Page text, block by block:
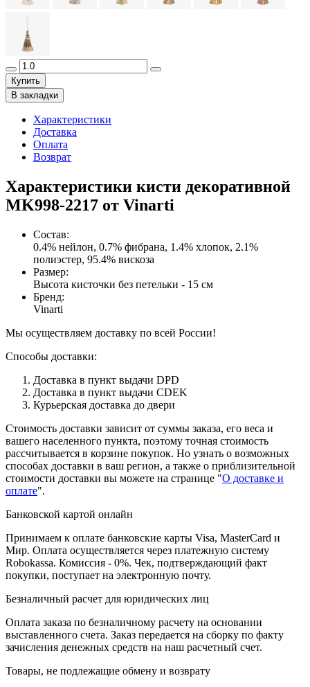
Купить
В закладки
Характеристики
Доставка
Оплата
Возврат
Характеристики кисти декоративной
MK998-2217 от Vinarti
Состав:
0.4% нейлон, 0.7% фибрана, 1.4% хлопок, 2.1%
полиэстер, 95.4% вискоза
Размер:
Высота кисточки без петельки - 15 см
Бренд:
Vinarti
Мы осуществляем доставку по всей России!
Способы доставки:
Доставка в пункт выдачи DPD
Доставка в пункт выдачи CDEK
Курьерская доставка до двери
Стоимость доставки зависит от суммы заказа, его веса и
вашего населенного пункта, поэтому точная стоимость
рассчитывается в корзине покупок. Но узнать о возможных
способах доставки в ваш регион, а также о приблизительной
стоимости доставки вы можете на странице "О доставке и
оплате".
Банковской картой онлайн
Принимаем к оплате банковские карты Visa, MasterCard и
Мир. Оплата осуществляется через платежную систему
Robokassa. Комиссия - 0%. Чек, подтверждающий факт
покупки, поступает на электронную почту.
Безналичный расчет для юридических лиц
Оплата заказа по безналичному расчету на основании
выставленного счета. Заказ передается на сборку по факту
зачисления денежных средств на наш расчетный счет.
Товары, не подлежащие обмену и возврату